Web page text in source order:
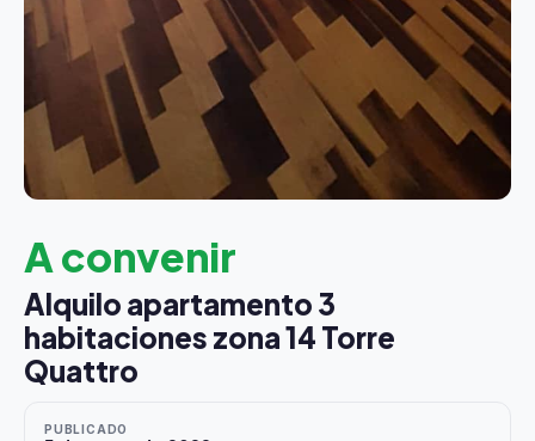
A convenir
Alquilo apartamento 3
habitaciones zona 14 Torre
Quattro
PUBLICADO